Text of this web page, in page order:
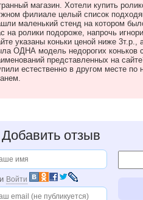
магазин. Хотели купить
филиале целый список
маленький стенд на котором
на ролики подороже, напрочь
указаны коньки ценой ниже
ОДНА модель недорогих коньков
представленных на
естественно в другом месте
Добавить отзыв
Войти